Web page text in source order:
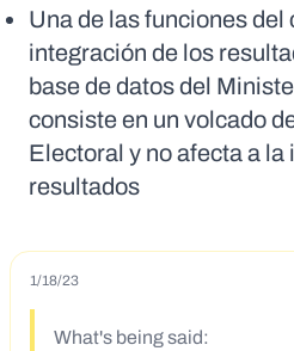
Una de las funciones del
integración de los
base de datos del
consiste en un volcado
Electoral y no afecta a la
resultados
1/18/23
What's being said: